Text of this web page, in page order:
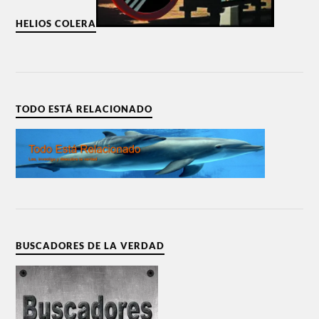
HELIOS COLERA
TODO ESTÁ RELACIONADO
BUSCADORES DE LA VERDAD